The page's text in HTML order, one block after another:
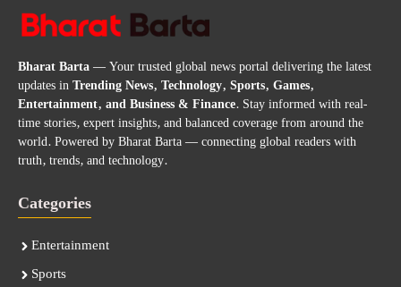
Bharat Barta— Your trusted global news portal delivering the latest
updates inTrending News, Technology, Sports, Games,
Entertainment, and Business & Finance. Stay informed with real-
time stories, expert insights, and balanced coverage from around the
world. Powered by Bharat Barta — connecting global readers with
truth, trends, and technology.
Categories
Entertainment
Sports